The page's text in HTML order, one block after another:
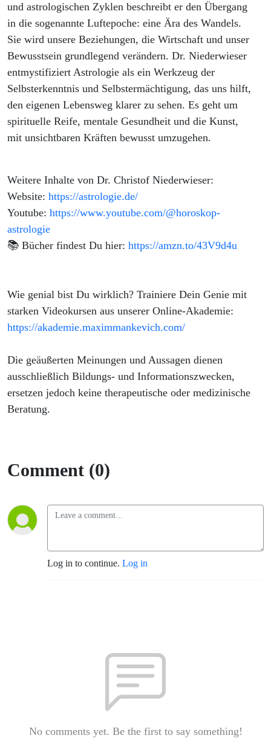
und astrologischen Zyklen beschreibt er den Übergang
in die sogenannte Luftepoche: eine Ära des Wandels.
Sie wird unsere Beziehungen, die Wirtschaft und unser
Bewusstsein grundlegend verändern. Dr. Niederwieser
entmystifiziert Astrologie als ein Werkzeug der
Selbsterkenntnis und Selbstermächtigung, das uns hilft,
den eigenen Lebensweg klarer zu sehen. Es geht um
spirituelle Reife, mentale Gesundheit und die Kunst,
mit unsichtbaren Kräften bewusst umzugehen.
Weitere Inhalte von Dr. Christof Niederwieser:
Website: https://astrologie.de/
Youtube: https://www.youtube.com/@horoskop-
astrologie
📚 Bücher findest Du hier: https://amzn.to/43V9d4u
Wie genial bist Du wirklich? Trainiere Dein Genie mit
starken Videokursen aus unserer Online-Akademie:
https://akademie.maximmankevich.com/
Die geäußerten Meinungen und Aussagen dienen
ausschließlich Bildungs- und Informationszwecken,
ersetzen jedoch keine therapeutische oder medizinische
Beratung.
Comment (0)
Log in to continue. Log in
No comments yet. Be the first to say something!